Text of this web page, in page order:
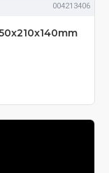
004213406